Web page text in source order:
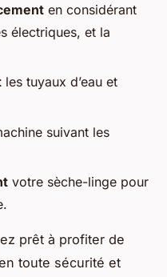
en considérant
électriques, et la
les tuyaux d’eau et
suivant les
votre sèche-linge pour
prêt à profiter de
toute sécurité et